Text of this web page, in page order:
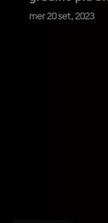
mer 20 set, 2023